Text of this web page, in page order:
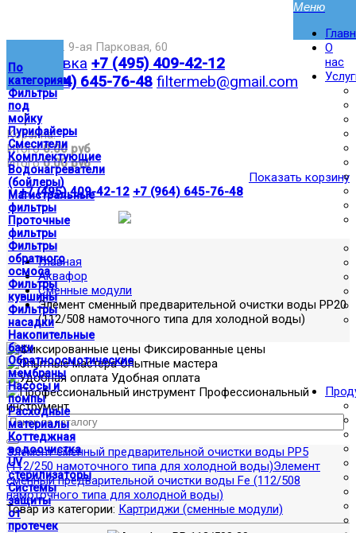
По
категориям
Фильтры
под
мойку
Пурифайеры
Смесители
Комплектующие
Водонагреватели
(бойлеры)
Магистральные
фильтры
Проточные
фильтры
Фильтры
обратного
осмоса
Фильтры
кувшины
Фильтры
насадки
Накопительные
баки
Обратноосмотические
мембраны
Насосы и
помпы
Расходные
материалы
Коттеджная
водоочистка
UV
стерилизаторы
Системы
защиты
от
протечек
Москва,ул. 9-ая Парковая, 60
Доставка +7 (495) 409-42-12
+7 (964) 645-76-48 filtermeb@gmail.com
|
Корзина:
Итого0.00 руб
Итого0.00 руб
Показать корзину
| +7 (495) 409-42-12 +7 (964) 645-76-48
О
нас
Главная
Аквафор
Сменные модули
Элемент сменный предварительной очистки воды РР20
(112/508 намоточного типа для холодной воды)
Фиксированные цены
Опытные мастера
Удобная оплата
Профессиональный
инструмент
Элемент сменный предварительной очистки воды РР5
(112/250 намоточного типа для холодной воды)Элемент
сменный предварительной очистки воды Fe (112/508
намоточного типа для холодной воды)
Товар из категории: Картриджи (сменные модули)